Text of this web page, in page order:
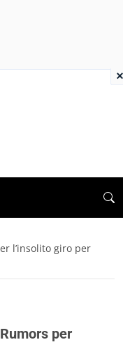
l’insolito giro per
per
×